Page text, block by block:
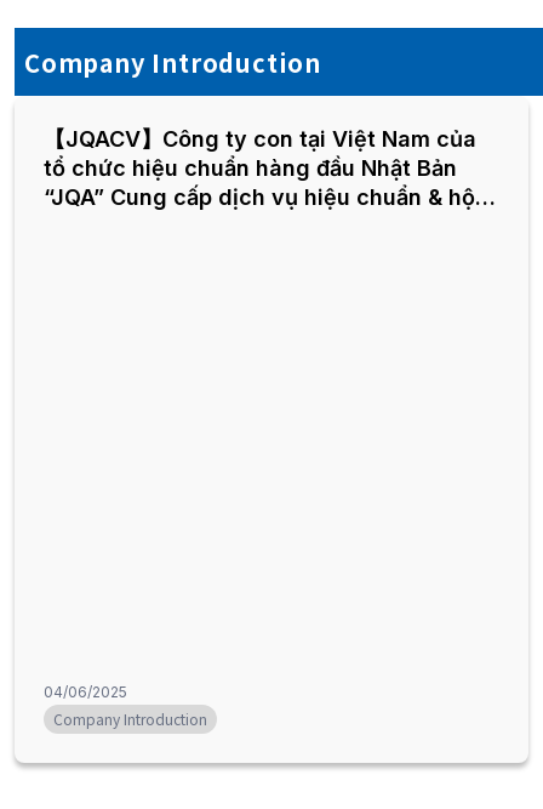
Company Introduction
【JQACV】Công ty con tại Việt Nam của
tổ chức hiệu chuẩn hàng đầu Nhật Bản
“JQA” Cung cấp dịch vụ hiệu chuẩn & hội
04/06/2025
Company Introduction